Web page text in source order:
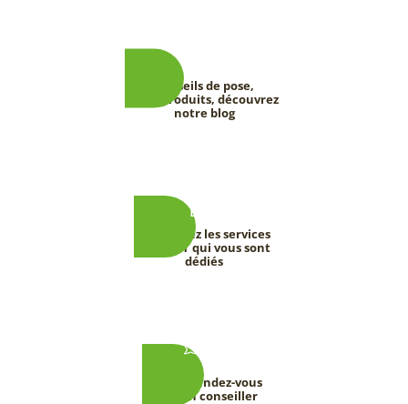
Conseils de pose,
tests produits, découvrez
notre blog
Découvrez les services
DEEVERT qui vous sont
dédiés
Prenez rendez-vous
avec un conseiller